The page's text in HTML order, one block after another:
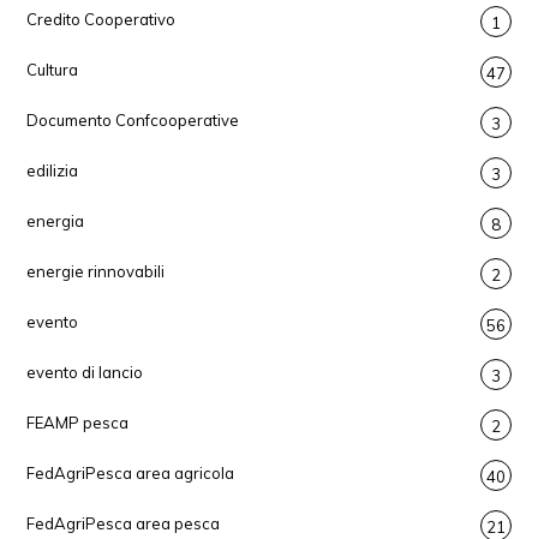
Credito Cooperativo 1
Cultura 47
Documento Confcooperative 3
edilizia 3
energia 8
energie rinnovabili 2
evento 56
evento di lancio 3
FEAMP pesca 2
FedAgriPesca area agricola 40
FedAgriPesca area pesca 21